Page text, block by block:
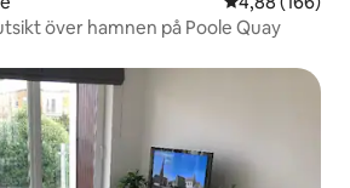
över hamnen på Poole Quay